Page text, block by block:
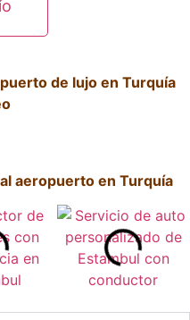
de lujo en Turquía
aeropuerto en Turquía